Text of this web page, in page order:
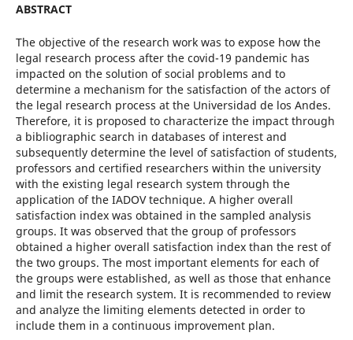
ABSTRACT
The objective of the research work was to expose how the
legal research process after the covid-19 pandemic has
impacted on the solution of social problems and to
determine a mechanism for the satisfaction of the actors of
the legal research process at the Universidad de los Andes.
Therefore, it is proposed to characterize the impact through
a bibliographic search in databases of interest and
subsequently determine the level of satisfaction of students,
professors and certified researchers within the university
with the existing legal research system through the
application of the IADOV technique. A higher overall
satisfaction index was obtained in the sampled analysis
groups. It was observed that the group of professors
obtained a higher overall satisfaction index than the rest of
the two groups. The most important elements for each of
the groups were established, as well as those that enhance
and limit the research system. It is recommended to review
and analyze the limiting elements detected in order to
include them in a continuous improvement plan.